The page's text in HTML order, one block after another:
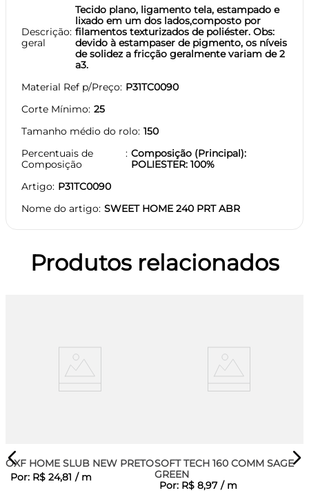
Descrição
geral
Tecido plano, ligamento tela, estampado e
lixado em um dos lados,composto por
filamentos texturizados de poliéster. Obs:
devido à estampaser de pigmento, os níveis
de solidez a fricção geralmente variam de 2
a3.
Material Ref p/Preço P31TC0090
Corte Mínimo 25
Tamanho médio do rolo 150
Percentuais de
Composição
Composição (Principal):
POLIESTER: 100%
Artigo P31TC0090
Nome do artigo SWEET HOME 240 PRT ABR
Produtos relacionados
OXF HOME SLUB NEW PRETO
Por: R$ 24,81 / m
SOFT TECH 160 COMM SAGE
GREEN
Por: R$ 8,97 / m